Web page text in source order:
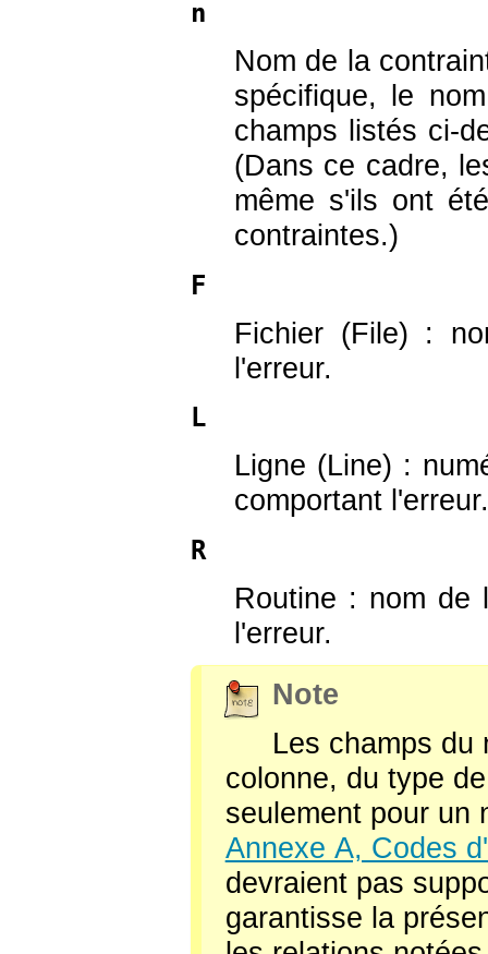
n
Nom de la
spécifique, le
champs listés ci-
(Dans ce cadre,
même s'ils ont
contraintes.)
F
Fichier (File) :
l'erreur.
L
Ligne (Line) :
comportant l'erreur.
R
Routine : nom de
l'erreur.
Note
Les champs du
colonne, du type
seulement pour un
Annexe A, Codes
devraient pas
garantisse la